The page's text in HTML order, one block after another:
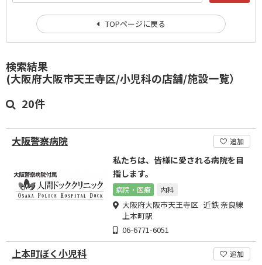
検索結果
(大阪府大阪市天王寺区/小児科の店舗/施設一覧）
20件
大阪警察病院 追加
私たちは、皆様に愛される病院を目
指します。
病院・医療 内科
大阪府大阪市天王寺区 近鉄 奈良線
上本町駅
06-6771-6051
上本町ぼく小児科 追加
TOPページに戻る